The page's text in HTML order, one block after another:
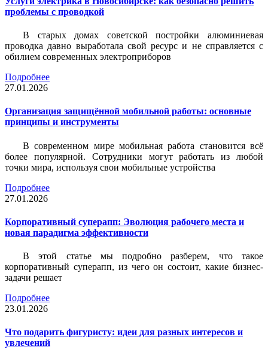
проблемы с проводкой
В старых домах советской постройки алюминиевая
проводка давно выработала свой ресурс и не справляется с
обилием современных электроприборов
Подробнее
27.01.2026
Организация защищённой мобильной работы: основные
принципы и инструменты
В современном мире мобильная работа становится всё
более популярной. Сотрудники могут работать из любой
точки мира, используя свои мобильные устройства
Подробнее
27.01.2026
Корпоративный суперапп: Эволюция рабочего места и
новая парадигма эффективности
В этой статье мы подробно разберем, что такое
корпоративный суперапп, из чего он состоит, какие бизнес-
задачи решает
Подробнее
23.01.2026
Что подарить фигуристу: идеи для разных интересов и
увлечений